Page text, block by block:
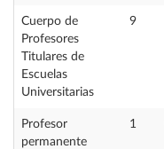
Cuerpo de
Profesores
Titulares de
Escuelas
Universitarias
9
Profesor
permanente
1